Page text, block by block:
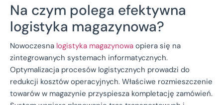
Na czym polega efektywna
logistyka magazynowa?
Nowoczesna logistyka magazynowa opiera się na
zintegrowanych systemach informatycznych.
Optymalizacja procesów logistycznych prowadzi do
redukcji kosztów operacyjnych. Właściwe rozmieszczenie
towarów w magazynie przyspiesza kompletację zamówień.